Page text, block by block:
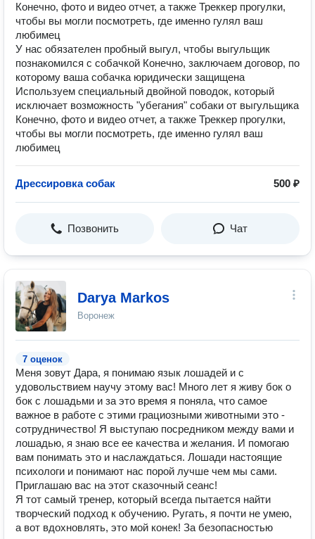
Конечно, фото и видео отчет, а также Треккер прогулки,
чтобы вы могли посмотреть, где именно гулял ваш
любимец
У нас обязателен пробный выгул, чтобы выгульщик
познакомился с собачкой Конечно, заключаем договор, по
которому ваша собачка юридически защищена
Используем специальный двойной поводок, который
исключает возможность "убегания" собаки от выгульщика
Конечно, фото и видео отчет, а также Треккер прогулки,
чтобы вы могли посмотреть, где именно гулял ваш
любимец
Дрессировка собак 500 ₽
Позвонить Чат
Darya Markos
Воронеж
7 оценок
Меня зовут Дара, я понимаю язык лошадей и с
удовольствием научу этому вас! Много лет я живу бок о
бок с лошадьми и за это время я поняла, что самое
важное в работе с этими грациозными животными это -
сотрудничество! Я выступаю посредником между вами и
лошадью, я знаю все ее качества и желания. И помогаю
вам понимать это и наслаждаться. Лошади настоящие
психологи и понимают нас порой лучше чем мы сами.
Приглашаю вас на этот сказочный сеанс!
Я тот самый тренер, который всегда пытается найти
творческий подход к обучению. Ругать, я почти не умею,
а вот вдохновлять, это мой конек! За безопасностью